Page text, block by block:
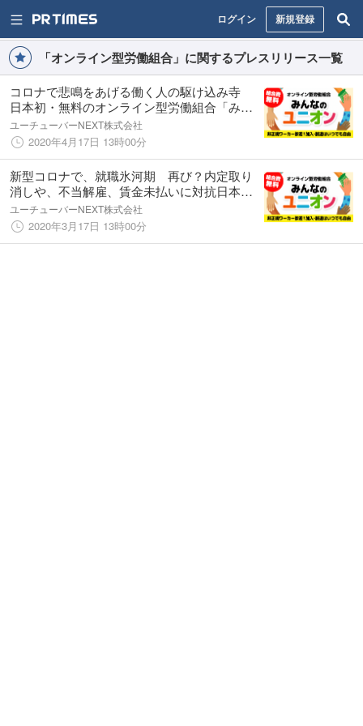
ログイン 新規登録
「オンライン型労働組合」に関するプレスリリース一覧
コロナで悲鳴をあげる働く人の駆け込み寺
日本初・無料のオンライン型労働組合「みん
なのユニオン」開始２ヶ月で加入者２５０人
超え！
ユーチューバーNEXT株式会社
2020年4月17日 13時00分
新型コロナで、就職氷河期 再び？内定取り
消しや、不当解雇、賃金未払いに対抗日本
初！無料の『オンライン型 労働組合』が始
動
ユーチューバーNEXT株式会社
2020年3月17日 13時00分